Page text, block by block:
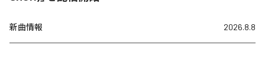
新曲情報 2026.8.8